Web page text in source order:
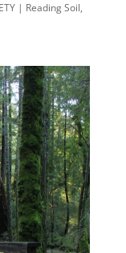
| Reading Soil,